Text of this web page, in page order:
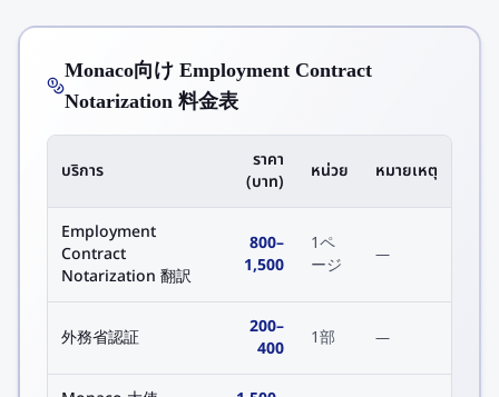
Monaco向け Employment Contract
Notarization 料金表
บริการ
ราคา
(บาท)
หน่วย หมายเหตุ
Employment
Contract
Notarization 翻訳
800–
1,500
1ペ
ージ
—
外務省認証 200–
400
1部 —